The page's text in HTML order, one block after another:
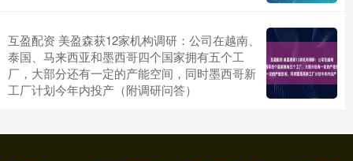
互盈配资 美盈森获12家机构调研：公司在越南、
泰国、马来西亚和墨西哥四个国家拥有五个工
厂，大部分还有一定的产能空间，同时墨西哥新
工厂计划今年内投产（附调研问答）